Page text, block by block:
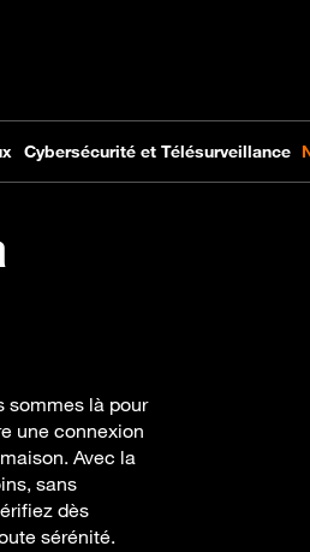
sommes là pour
une connexion
Avec la
sans
dès
sérénité.